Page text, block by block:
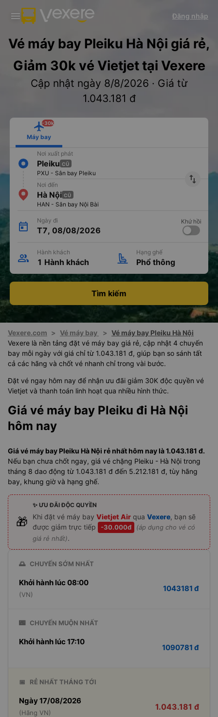
Tải app Vexere ngay!
Nhận ưu đãi thành viên độc
Mở app
Tải app Vexere
-30k/ghế khi đặt vé máy bay qua
Mở app
Đăng nhập
Vé máy bay Pleiku Hà Nội giá rẻ,
Giảm 30k vé Vietjet tại Vexere
Cập nhật ngày 8/8/2026 · Giá từ
1.043.181 đ
Máy bay
-30k
Nơi xuất phát
Pleiku CŨ
PXU - Sân bay Pleiku
import_export
Nơi đến
Hà Nội CŨ
HAN - Sân bay Nội Bài
Ngày đi
T7, 08/08/2026
Khứ hồi
Hành khách
1 Hành khách
Hạng ghế
Phổ thông
Tìm kiếm
Vexere.com > Vé máy bay > Vé máy bay Pleiku Hà Nội
Vexere là nền tảng đặt vé máy bay giá rẻ, cập nhật 4 chuyến
bay mỗi ngày với giá chỉ từ 1.043.181 đ, giúp bạn so sánh tất
cả các hãng và chốt vé nhanh chỉ trong vài bước.
Đặt vé ngay hôm nay để nhận ưu đãi giảm 30K độc quyền vé
Vietjet và thanh toán linh hoạt qua nhiều hình thức.
Giá vé máy bay Pleiku đi Hà Nội
hôm nay
Giá vé máy bay Pleiku Hà Nội rẻ nhất hôm nay là 1.043.181 đ.
Nếu bạn chưa chốt ngay, giá vé chặng Pleiku - Hà Nội trong
tháng 8 dao động từ 1.043.181 đ đến 5.212.181 đ, tùy hãng
bay, khung giờ và hạng ghế.
🎁
✨ ƯU ĐÃI ĐỘC QUYỀN
Khi đặt vé máy bay Vietjet Air qua Vexere, bạn sẽ
được giảm trực tiếp
-30.000đ
(áp dụng cho vé có
giá rẻ nhất).
🌅 CHUYẾN SỚM NHẤT
Khởi hành lúc 08:00
(VN)
1043181 đ
🌃 CHUYẾN MUỘN NHẤT
Khởi hành lúc 17:10
1090781 đ
📅 RẺ NHẤT THÁNG TỚI
Ngày 17/08/2026
(Hãng VN)
1.043.181 đ